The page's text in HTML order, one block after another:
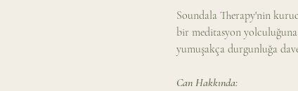
Soundala Therapy'nin
bir meditasyon yolculuğuna
yumuşakça durgunluğa
Can Hakkında: